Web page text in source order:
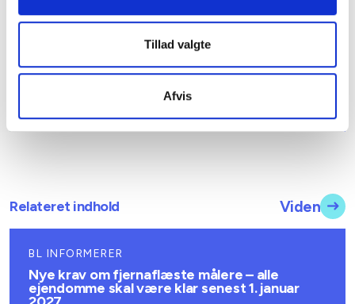
Tillad valgte
Afvis
Mail: anp@bl.dk
Relateret indhold Viden
BL INFORMERER
Nye krav om fjernaflæste målere – alle
ejendomme skal være klar senest 1. januar